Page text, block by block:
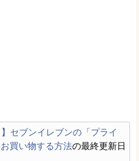
セブンイレブンの「プライ
買い物する方法の最終更新日